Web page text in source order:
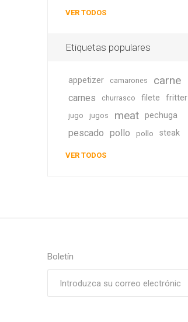
VER TODOS
Etiquetas populares
appetizer camarones carne
carnes churrasco filete fritter
jugo jugos meat pechuga
pescado pollo pollo steak
VER TODOS
Boletín